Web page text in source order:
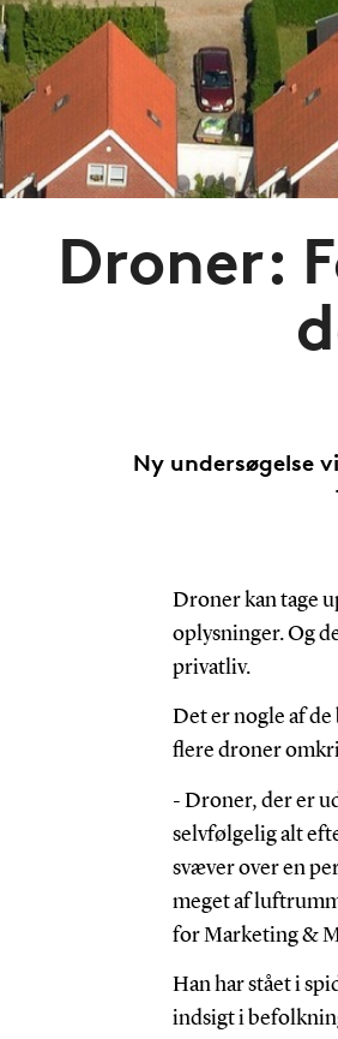
Droner:
Ny undersøgelse
Droner kan tage
oplysninger. Og
privatliv.
Det er nogle af
flere droner
- Droner, der er
selvfølgelig alt
svæver over en
meget af
for Marketing &
Han har stået i
indsigt i